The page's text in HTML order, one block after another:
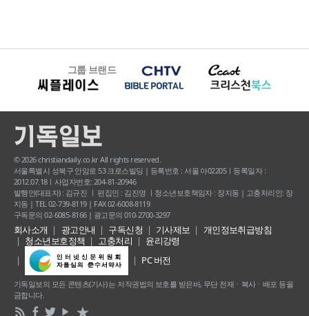
그룹 브랜드
© 2026 christiandaily.co.kr All rights reserved.
서울특별시 성북구 안암로 53 크로스빌딩 | 등록번호 : 서울 아02205ㅣ등록일자 :
2012.07.18ㅣ사업자번호: 204-81-20946
발행인(대표자) : 김규진 ㅣ 편집인 : 김진영 ㅣ청소년보호책임자 : 장지동 | 고충처리인: 장
지동 | TEL 02-739-8119 | FAX 02-6008-8119
구독문의 02-6085-8166 | 광고문의 010-2700-3297
회사소개 광고안내 구독신청 기사제보
개인정보취급방침
청소년보호정책
고충처리
윤리강령
PC 버전
기독일보의 모든 콘텐츠(기사) 는 저작권법의 보호를 받은바, 무단 전재ㆍ복사ㆍ배포 등을
금합니다.